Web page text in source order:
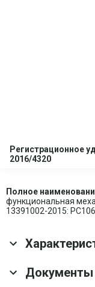
Регистрационное
2016/4320
Полное
функциональная
13391002-2015:
Основные
Документы